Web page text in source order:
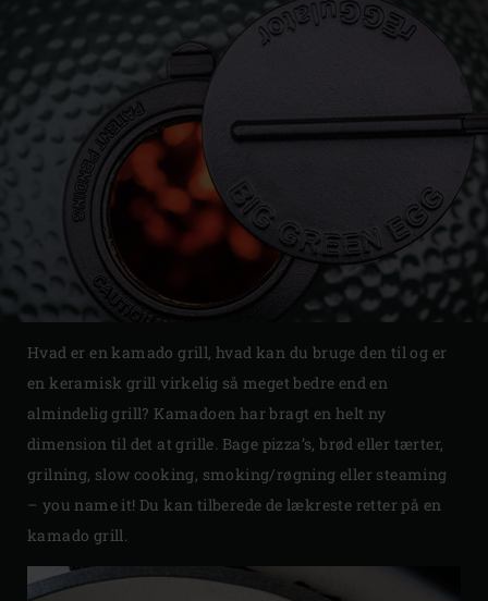
Hvad er en kamado grill, hvad kan du bruge den til og er
en keramisk grill virkelig så meget bedre end en
almindelig grill? Kamadoen har bragt en helt ny
dimension til det at grille. Bage pizza’s, brød eller tærter,
grilning, slow cooking, smoking/røgning eller steaming
– you name it! Du kan tilberede de lækreste retter på en
kamado grill.